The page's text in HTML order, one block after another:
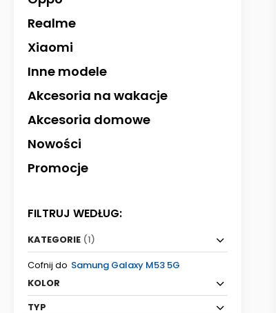
Realme
Xiaomi
Inne modele
Akcesoria na wakacje
Akcesoria domowe
Nowości
Promocje
FILTRUJ WEDŁUG:
KATEGORIE (1)
Cofnij do Samung Galaxy M53 5G
KOLOR
TYP